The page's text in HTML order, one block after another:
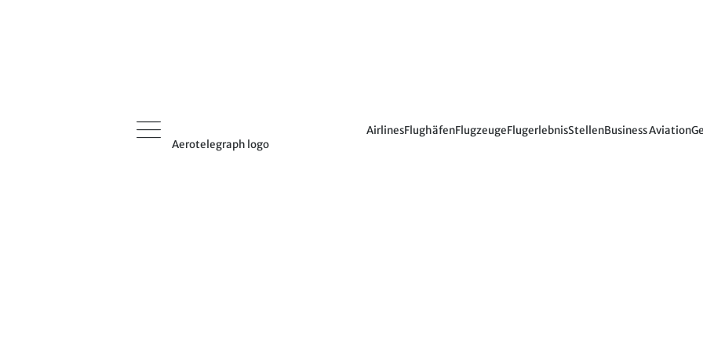
Aerotelegraph logo
AirlinesFlughäfenFlugzeugeFlugerlebnisStellenBusiness Aviation